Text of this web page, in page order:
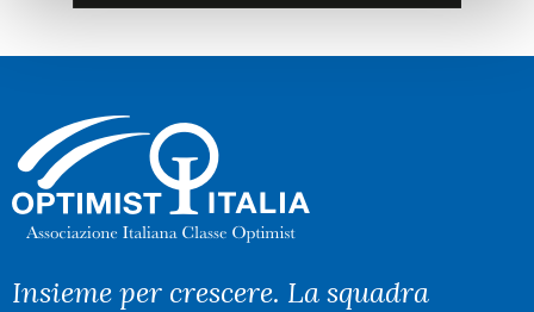
Insieme per crescere. La squadra